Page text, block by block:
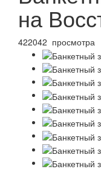
на
422042 просмотра